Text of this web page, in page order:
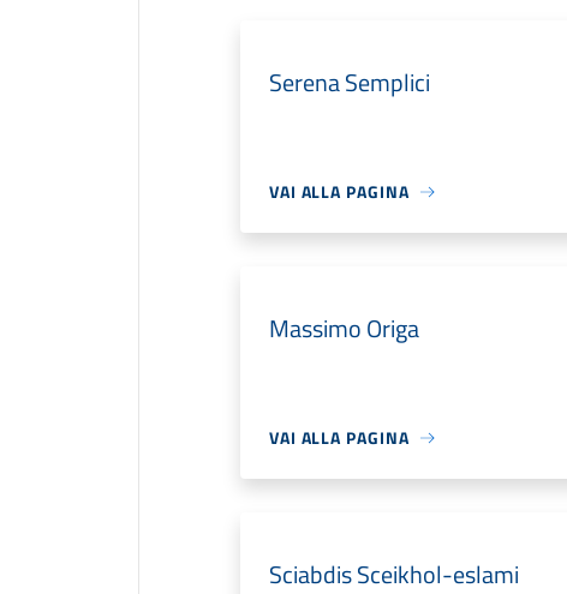
Serena Semplici
VAI ALLA PAGINA
Massimo Origa
VAI ALLA PAGINA
Sciabdis Sceikhol-eslami